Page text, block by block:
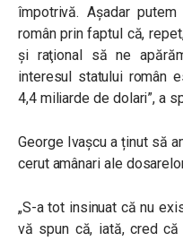
împotrivă. Aşadar
român prin faptul că,
şi raţional să ne
interesul statului român
4,4 miliarde de dolari”, a
George Ivașcu a ținut să
cerut amânari ale
„S-a tot insinuat că nu
vă spun că, iată, cred